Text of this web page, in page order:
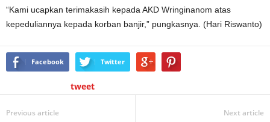
“Kami ucapkan terimakasih kepada AKD Wringinanom atas
kepeduliannya kepada korban banjir,” pungkasnya. (Hari Riswanto)
Facebook Twitter
tweet
Previous article Next article